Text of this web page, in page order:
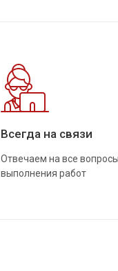
Всегда на связи
Отвечаем на все
выполнения работ